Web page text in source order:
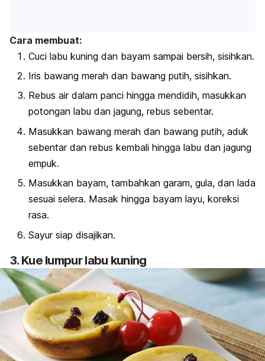
Cara membuat:
Cuci labu kuning dan bayam sampai bersih, sisihkan.
Iris bawang merah dan bawang putih, sisihkan.
Rebus air dalam panci hingga mendidih, masukkan
potongan labu dan jagung, rebus sebentar.
Masukkan bawang merah dan bawang putih, aduk
sebentar dan rebus kembali hingga labu dan jagung
empuk.
Masukkan bayam, tambahkan garam, gula, dan lada
sesuai selera. Masak hingga bayam layu, koreksi
rasa.
Sayur siap disajikan.
3. Kue lumpur labu kuning